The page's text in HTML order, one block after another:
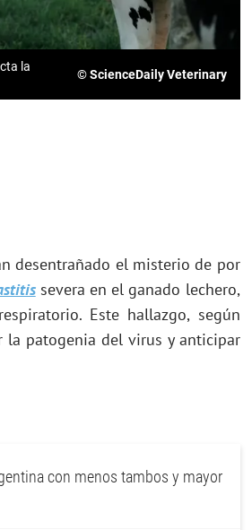
la
© ScienceDaily Veterinary
desentrañado el misterio de por
severa en el ganado lechero,
Este hallazgo, según
patogenia del virus y anticipar
con menos tambos y mayor